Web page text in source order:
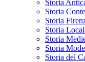
Storia
Storia
Storia
Storia
Storia
Storia
Storia del